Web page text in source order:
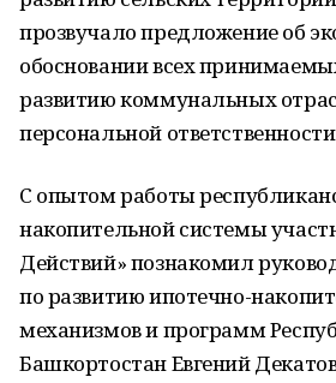
прозвучало предложение об
обосновании всех
развитию коммунальных
персональной
С опытом работы
накопительной системы
Действий» познакомил
по развитию ипотечно-
механизмов и программ
Башкортостан Евгений